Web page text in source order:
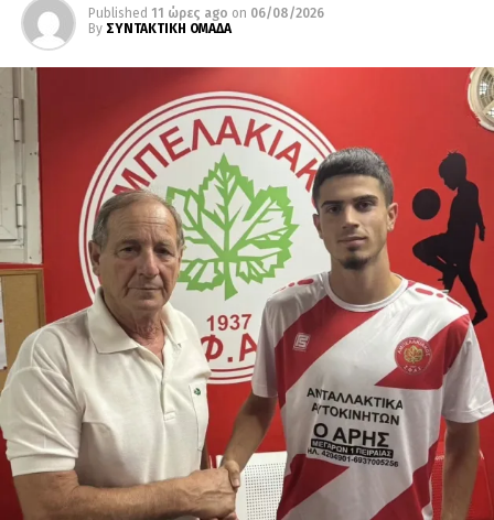
Published 11 ώρες ago on 06/08/2026
By ΣΥΝΤΑΚΤΙΚΗ ΟΜΑΔΑ